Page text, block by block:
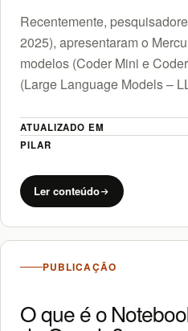
Recentemente,
2025), apresentaram o
modelos (Coder Mini e
(Large Language Models –
ATUALIZADO EM
PILAR
Ler conteúdo
PUBLICAÇÃO
O que é o